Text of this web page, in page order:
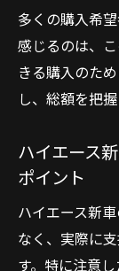
多くの購入希
感じるのは、
きる購入のた
し、総額を把
ハイエース
ポイント
ハイエース新
なく、実際に
す。特に注意